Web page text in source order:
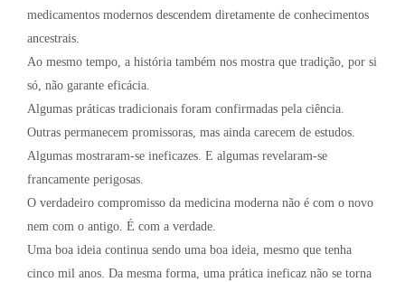
medicamentos modernos descendem diretamente de conhecimentos
ancestrais.
Ao mesmo tempo, a história também nos mostra que tradição, por si
só, não garante eficácia.
Algumas práticas tradicionais foram confirmadas pela ciência.
Outras permanecem promissoras, mas ainda carecem de estudos.
Algumas mostraram-se ineficazes. E algumas revelaram-se
francamente perigosas.
O verdadeiro compromisso da medicina moderna não é com o novo
nem com o antigo. É com a verdade.
Uma boa ideia continua sendo uma boa ideia, mesmo que tenha
cinco mil anos. Da mesma forma, uma prática ineficaz não se torna